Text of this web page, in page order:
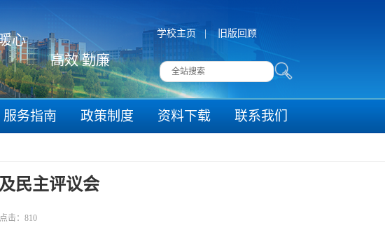
高效 勤廉
学校主页 | 旧版回顾
服务指南 政策制度 资料下载 联系我们
民主评议会
击： 810